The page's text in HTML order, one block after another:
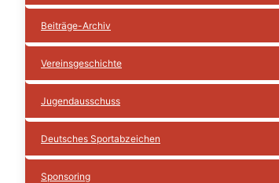
Beiträge-Archiv
Vereinsgeschichte
Jugendausschuss
Deutsches Sportabzeichen
Sponsoring